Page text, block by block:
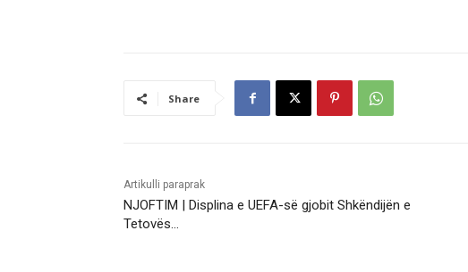
Share
Artikulli paraprak
NJOFTIM | Displina e UEFA-së gjobit Shkëndijën e
Tetovës…